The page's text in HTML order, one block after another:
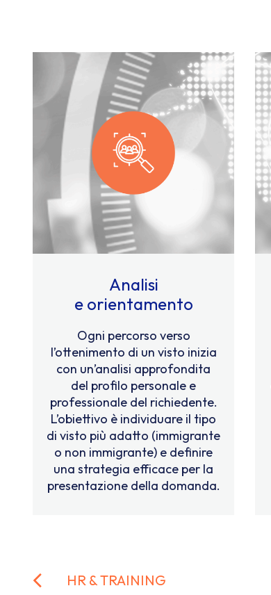
Analisi
e orientamento
Ogni percorso verso
l’ottenimento di un visto inizia
con un’analisi approfondita
del profilo personale e
professionale del richiedente.
L’obiettivo è individuare il tipo
di visto più adatto (immigrante
o non immigrante) e definire
una strategia efficace per la
presentazione della domanda.
HR & TRAINING